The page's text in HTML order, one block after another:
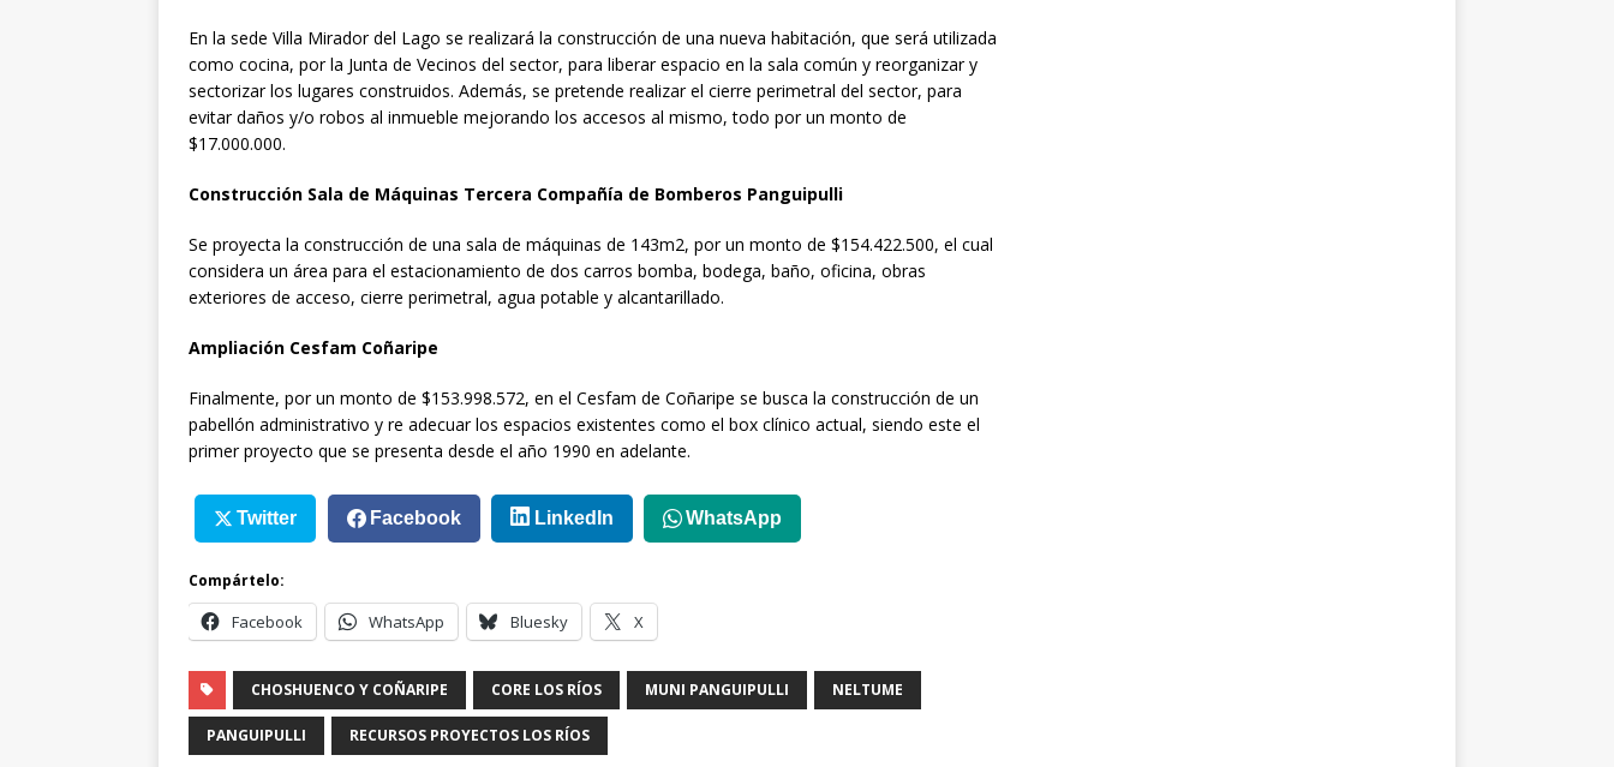
En la sede Villa Mirador del Lago se realizará la construcción de una nueva habitación, que será utilizada
como cocina, por la Junta de Vecinos del sector, para liberar espacio en la sala común y reorganizar y
sectorizar los lugares construidos. Además, se pretende realizar el cierre perimetral del sector, para
evitar daños y/o robos al inmueble mejorando los accesos al mismo, todo por un monto de
$17.000.000.
Construcción Sala de Máquinas Tercera Compañía de Bomberos Panguipulli
Se proyecta la construcción de una sala de máquinas de 143m2, por un monto de $154.422.500, el cual
considera un área para el estacionamiento de dos carros bomba, bodega, baño, oficina, obras
exteriores de acceso, cierre perimetral, agua potable y alcantarillado.
Ampliación Cesfam Coñaripe
Finalmente, por un monto de $153.998.572, en el Cesfam de Coñaripe se busca la construcción de un
pabellón administrativo y re adecuar los espacios existentes como el box clínico actual, siendo este el
primer proyecto que se presenta desde el año 1990 en adelante.
Twitter Facebook LinkedIn WhatsApp
Compártelo:
Facebook WhatsApp Bluesky X
CHOSHUENCO Y COÑARIPE CORE LOS RÍOS MUNI PANGUIPULLI NELTUME
PANGUIPULLI RECURSOS PROYECTOS LOS RÍOS